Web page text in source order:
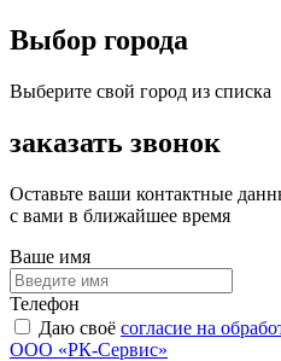
Выбор города
Выберите свой город из списка
заказать звонок
Оставьте ваши контактные
с вами в ближайшее время
Ваше имя
Телефон
Даю своё согласие на
ООО «РК-Сервис»